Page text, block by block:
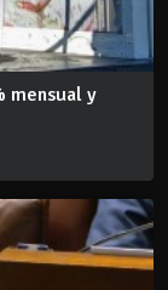
mensual y